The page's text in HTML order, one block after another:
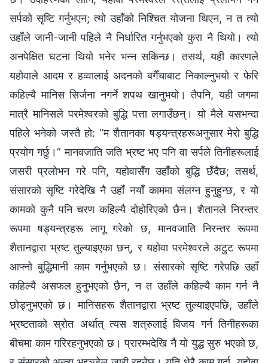
सर्पको सृष्टि गर्नुभएन; त्यो उहाँको निश्‍चित योजना थिएन, न त त्यो
उहाँले जानी-जानी पहिले नै निर्धारित गर्नुभएको कुरा नै थियो। त्यो
अनपेक्षित घटना थियो भनेर भन्‍न सकिन्छ। तसर्थ, यही कारणले
यहोवाले आदम र हव्‍वालाई अदनको बगैँचाबाट निकाल्नुभयो र फेरि
कहिल्यै मानिस सिर्जना नगर्ने शपथ खानुभयो। तैपनि, यही जगमा
मात्रै मानिसले परमेश्‍वरको बुद्धि पत्ता लगाउँछन्। यो मैले यसभन्दा
पहिले भनेको जस्तै हो: “म शैतानका षड्यन्त्रहरूअनुसार मेरो बुद्धि
प्रयोग गर्छु।” मानवजाति जति भ्रष्ट भए पनि वा सर्पले तिनीहरूलाई
जसरी प्रलोभन गरे पनि, यहोवासँग उहाँको बुद्धि छँदैछ; तसर्थ,
संसारको सृष्टि गरेदेखि नै उहाँ नयाँ काममा संलग्‍न हुनुहुन्छ, र यो
कामको कुनै पनि चरण कहिल्यै दोहोरिएको छैन। शैतानले निरन्तर
रूपमा षड्यन्त्रहरू लागू गरेको छ, मानवजाति निरन्तर रूपमा
शैतानद्वारा भ्रष्ट तुल्याइएका छन्, र यहोवा परमेश्‍वरले अटुट रूपमा
आफ्‍नो बुद्धिमानी काम गर्नुभएको छ। संसारको सृष्टि गरेपछि उहाँ
कहिल्यै असफल हुनुभएको छैन, न त उहाँले कहिल्यै काम गर्न नै
छोड्नुभएको छ। मानिसहरू शैतानद्वारा भ्रष्ट तुल्याइएपछि, उहाँले
भ्रष्टताको स्रोत अर्थात् त्यस शत्रुलाई विजय गर्न तिनीहरूका
बीचमा काम गरिरहनुभएको छ। प्रारम्‍भदेखि नै यो युद्ध सुरु भएको छ,